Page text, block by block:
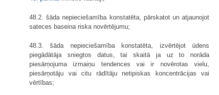
48.2. šāda nepieciešamība konstatēta, pārskatot un atjaunojot
sateces baseina riska novērtējumu;
48.3. šāda nepieciešamība konstatēta, izvērtējot ūdens
piegādātāja sniegtos datus, tai skaitā ja uz to norāda
piesārņojuma izmaiņu tendences vai ir novērotas vielu,
piesārņotāju vai citu rādītāju netipiskas koncentrācijas vai
vērtības;